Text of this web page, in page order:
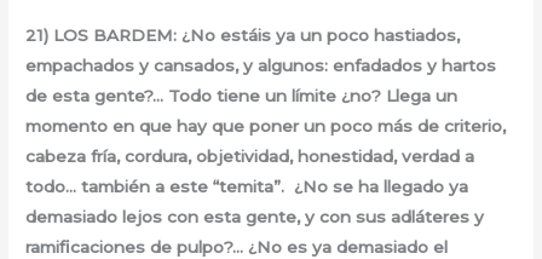
21) LOS BARDEM: ¿No estáis ya un poco hastiados,
empachados y cansados, y algunos: enfadados y hartos
de esta gente?… Todo tiene un límite ¿no? Llega un
momento en que hay que poner un poco más de criterio,
cabeza fría, cordura, objetividad, honestidad, verdad a
todo… también a este “temita”. ¿No se ha llegado ya
demasiado lejos con esta gente, y con sus adláteres y
ramificaciones de pulpo?… ¿No es ya demasiado el